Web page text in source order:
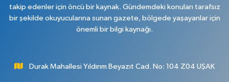
takip edenler için öncü bir kaynak. Gündemdeki konuları tarafsız
bir şekilde okuyucularına sunan gazete, bölgede yaşayanlar için
önemli bir bilgi kaynağı.
Durak Mahallesi Yıldırım Beyazıt Cad. No: 104 Z04 UŞAK